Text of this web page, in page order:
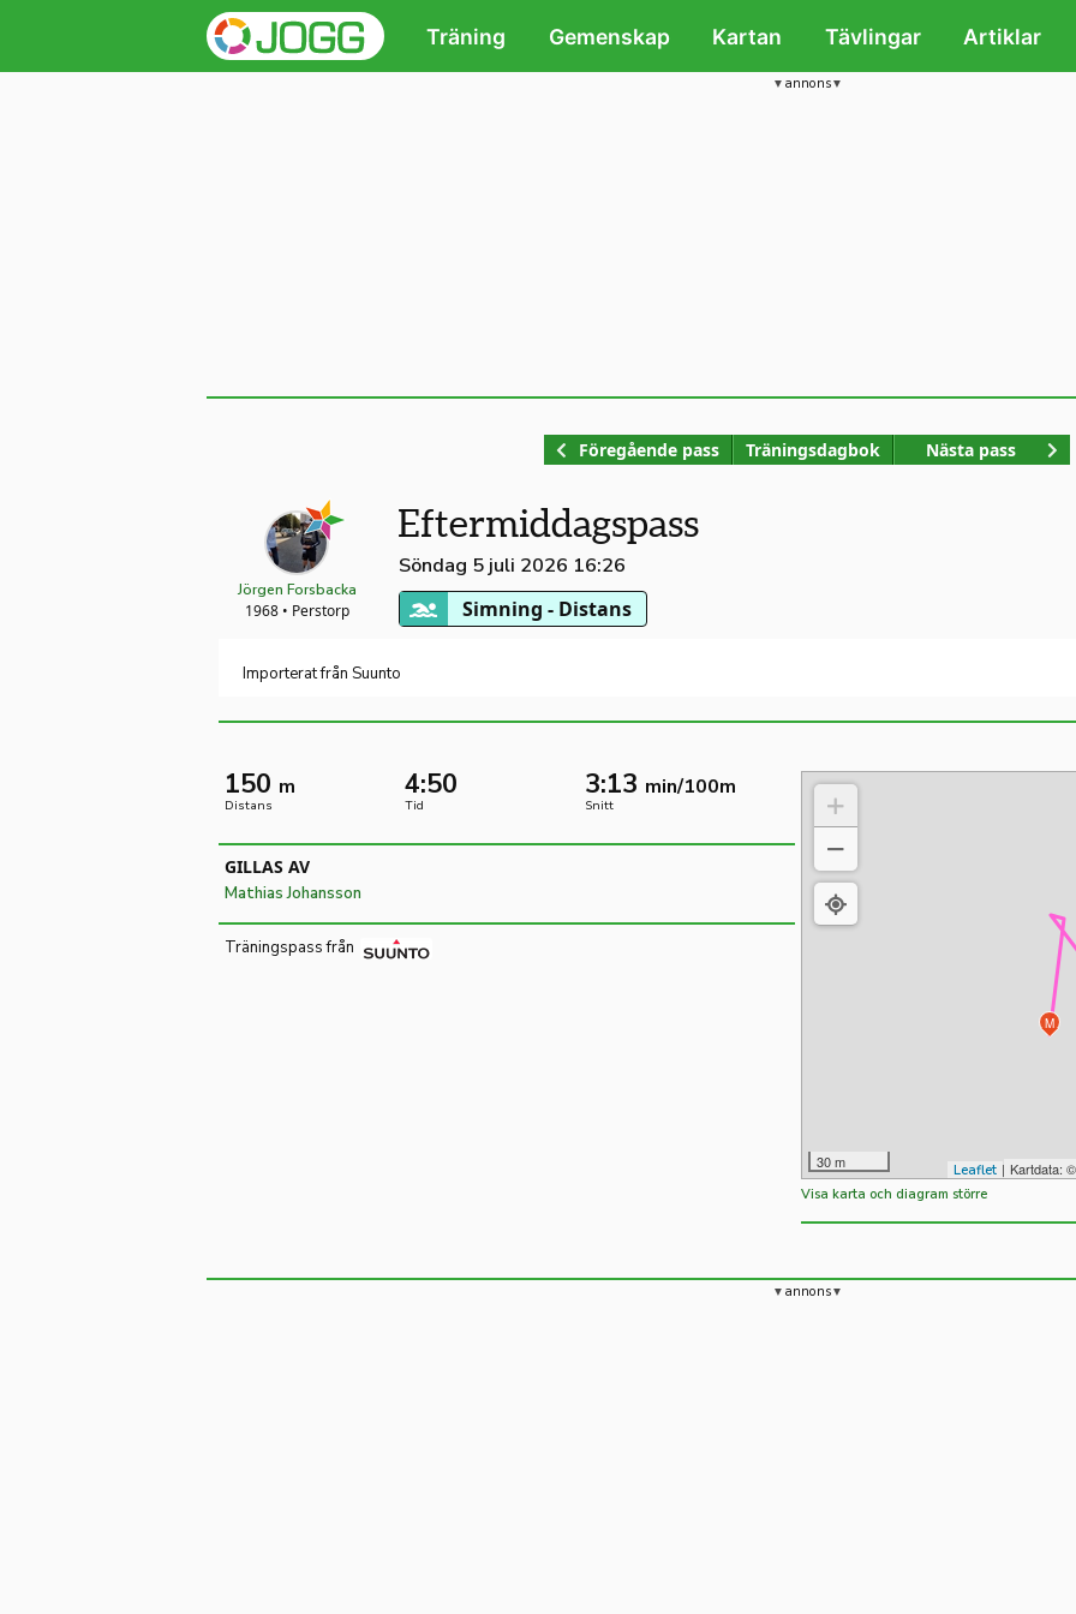
Träning Gemenskap Kartan Tävlingar Artiklar
annons
Föregående pass Träningsdagbok Nästa pass
Jörgen Forsbacka
1968 • Perstorp
Eftermiddagspass
Söndag 5 juli 2026 16:26
Simning - Distans
Importerat från Suunto
150 m
Distans
4:50
Tid
3:13 min/100m
Snitt
GILLAS AV
Mathias Johansson
Träningspass från
M
30 m Leaflet | Kartdata: ©
Visa karta och diagram större
annons